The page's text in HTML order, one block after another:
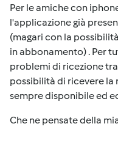
Per le amiche con
l'applicazione già
(magari con la
in abbonamento) . Per
problemi di ricezione
possibilità di ricevere
sempre disponibile ed
Che ne pensate della